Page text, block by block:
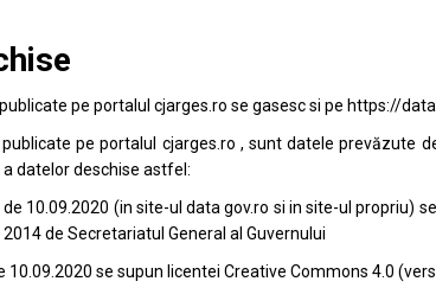
pe portalul cjarges.ro se gasesc si pe https://
pe portalul cjarges.ro , sunt datele prevăzute
datelor deschise astfel:
de 10.09.2020 (in site-ul datagov.ro si in site-ul propriu)
2014 de Secretariatul General al Guvernului
10.09.2020 se supun licentei Creative Commons 4.0